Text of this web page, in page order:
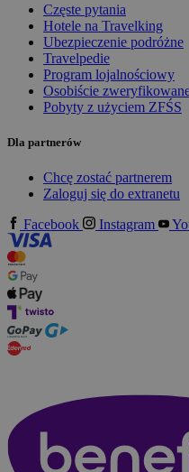
Częste pytania
Hotele na Travelking
Ubezpieczenie podróżne
Travelpedie
Program lojalnościowy
Osobiście
Pobyty z użyciem ZFŚS
Dla partnerów
Chcę zostać partnerem
Zaloguj się do extranetu
Facebook
Instagram